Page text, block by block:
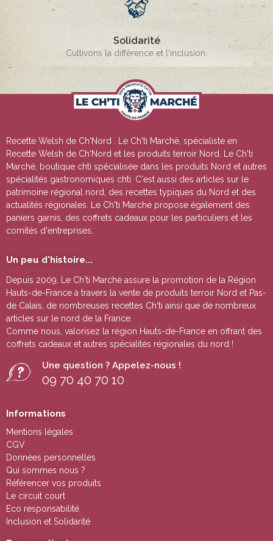
Solidarité
Cultivons la différence et l'inclusion.
Recette Welsh de Ch'Nord . Le Ch'ti Marché, spécialiste en
Recette Welsh de Ch'Nord et les produits terroir Nord. Le Ch'ti
Marché, boutique chti spécialisée dans les produits Nord et autres
spécialités gastronomiques chti. C'est aussi des articles sur le
patrimoine régional nord, des recettes typiques du Nord et des
actualités régionales. Le Ch'ti Marché propose également des
paniers garnis, des coffrets cadeaux pour les particuliers et les
comités d'entreprises.
Un peu d'histoire...
Depuis 2009, Le Ch'ti Marché assure la promotion de la Région
Hauts-de-France à travers la vente de produits terroir Nord et Pas-
de Calais, de nombreuses recettes Ch'ti ainsi que de nombreux
articles sur le nord de la France.
Comme nous, valorisez la région Hauts-de-France en offrant des
coffrets cadeaux et autres spécialités régionales du nord !
Une question ? Appelez-nous !
09 70 40 70 10
Informations
Mentions légales
CGV
Données personnelles
Qui sommes nous ?
Référencer vos produits
Le circuit court
Eco responsabilité
Inclusion et Solidarité